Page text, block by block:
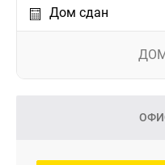
Дом сдан